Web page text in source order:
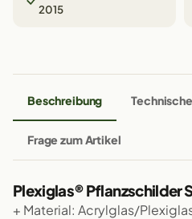
2015
Beschreibung
Frage zum Artikel
Plexiglas® Pflanzschilder
+ Material: Acrylglas/